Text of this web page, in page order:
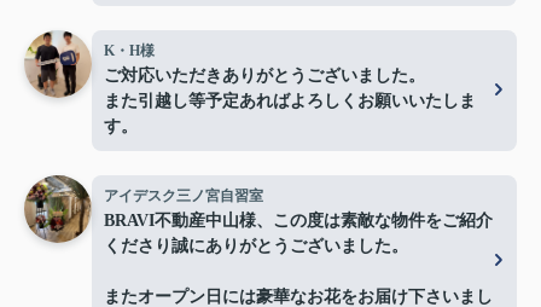
K・H様
ご対応いただきありがとうございました。
また引越し等予定あればよろしくお願いいたしま
す。
アイデスク三ノ宮自習室
BRAVI不動産中山様、この度は素敵な物件をご紹介
くださり誠にありがとうございました。
またオープン日には豪華なお花をお届け下さいまし